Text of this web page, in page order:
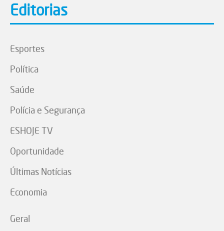
Editorias
Esportes
Política
Saúde
Polícia e Segurança
ESHOJE TV
Oportunidade
Últimas Notícias
Economia
Geral